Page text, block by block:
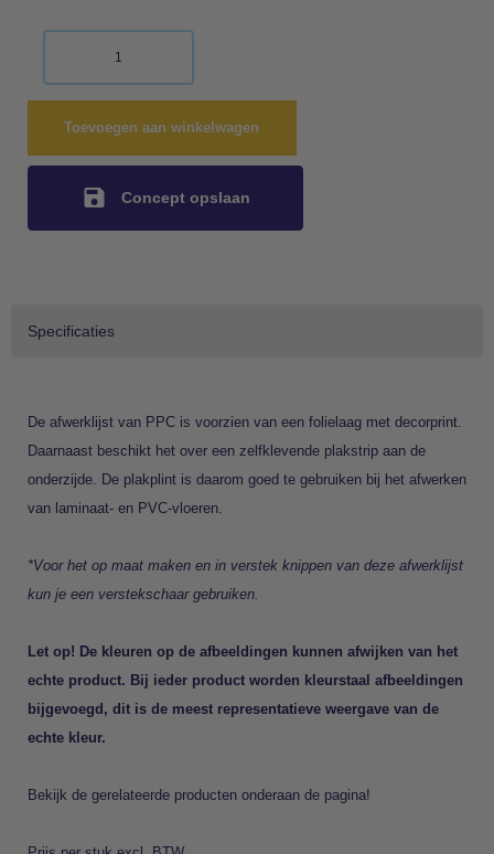
Toevoegen aan winkelwagen
Concept opslaan
Specificaties
De afwerklijst van PPC is voorzien van een folielaag met decorprint.
Daarnaast beschikt het over een zelfklevende plakstrip aan de
onderzijde. De plakplint is daarom goed te gebruiken bij het afwerken
van laminaat- en PVC-vloeren.
*Voor het op maat maken en in verstek knippen van deze afwerklijst
kun je een verstekschaar gebruiken.
Let op! De kleuren op de afbeeldingen kunnen afwijken van het
echte product. Bij ieder product worden kleurstaal afbeeldingen
bijgevoegd, dit is de meest representatieve weergave van de
echte kleur.
Bekijk de gerelateerde producten onderaan de pagina!